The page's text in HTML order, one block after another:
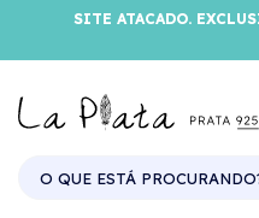
SITE ATACADO.